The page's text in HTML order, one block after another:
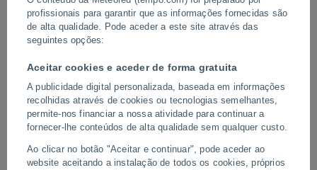
profissionais para garantir que as informações fornecidas são
de alta qualidade. Pode aceder a este site através das
seguintes opções:
Aceitar cookies e aceder de forma gratuita
A publicidade digital personalizada, baseada em informações
recolhidas através de cookies ou tecnologias semelhantes,
permite-nos financiar a nossa atividade para continuar a
fornecer-lhe conteúdos de alta qualidade sem qualquer custo.
Ao clicar no botão "Aceitar e continuar", pode aceder ao
website aceitando a instalação de todos os cookies, próprios
Uma enorme tempestade de poeira
varreu Bikaner, na Índia